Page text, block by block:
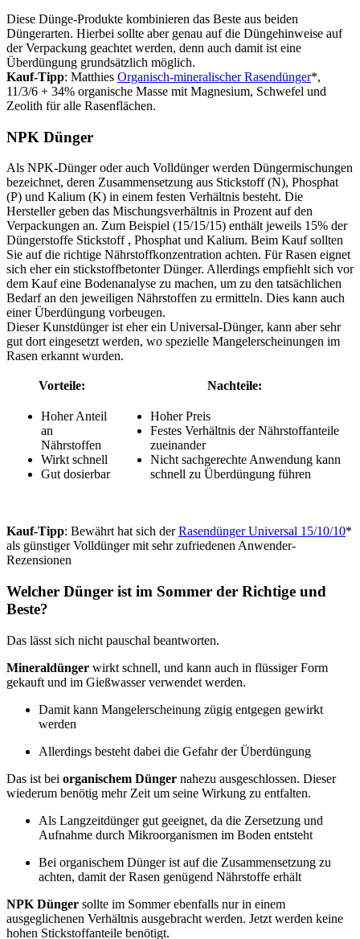
Diese Dünge-Produkte kombinieren das Beste aus beiden
Düngerarten. Hierbei sollte aber genau auf die Düngehinweise auf
der Verpackung geachtet werden, denn auch damit ist eine
Überdüngung grundsätzlich möglich.
Kauf-Tipp: Matthies Organisch-mineralischer Rasendünger*,
11/3/6 + 34% organische Masse mit Magnesium, Schwefel und
Zeolith für alle Rasenflächen.
NPK Dünger
Als NPK-Dünger oder auch Volldünger werden Düngermischungen
bezeichnet, deren Zusammensetzung aus Stickstoff (N), Phosphat
(P) und Kalium (K) in einem festen Verhältnis besteht. Die
Hersteller geben das Mischungsverhältnis in Prozent auf den
Verpackungen an. Zum Beispiel (15/15/15) enthält jeweils 15% der
Düngerstoffe Stickstoff , Phosphat und Kalium. Beim Kauf sollten
Sie auf die richtige Nährstoffkonzentration achten. Für Rasen eignet
sich eher ein stickstoffbetonter Dünger. Allerdings empfiehlt sich vor
dem Kauf eine Bodenanalyse zu machen, um zu den tatsächlichen
Bedarf an den jeweiligen Nährstoffen zu ermitteln. Dies kann auch
einer Überdüngung vorbeugen.
Dieser Kunstdünger ist eher ein Universal-Dünger, kann aber sehr
gut dort eingesetzt werden, wo spezielle Mangelerscheinungen im
Rasen erkannt wurden.
Vorteile: Nachteile:
Hoher Anteil
an
Nährstoffen
Wirkt schnell
Gut dosierbar
Hoher Preis
Festes Verhältnis der Nährstoffanteile
zueinander
Nicht sachgerechte Anwendung kann
schnell zu Überdüngung führen
Kauf-Tipp: Bewährt hat sich derRasendünger Universal 15/10/10*
als günstiger Volldünger mit sehr zufriedenen Anwender-
Rezensionen
Welcher Dünger ist im Sommer der Richtige und
Beste?
Das lässt sich nicht pauschal beantworten.
Mineraldünger wirkt schnell, und kann auch in flüssiger Form
gekauft und im Gießwasser verwendet werden.
Damit kann Mangelerscheinung zügig entgegen gewirkt
werden
Allerdings besteht dabei die Gefahr der Überdüngung
Das ist bei organischem Dünger nahezu ausgeschlossen. Dieser
wiederum benötig mehr Zeit um seine Wirkung zu entfalten.
Als Langzeitdünger gut geeignet, da die Zersetzung und
Aufnahme durch Mikroorganismen im Boden entsteht
Bei organischem Dünger ist auf die Zusammensetzung zu
achten, damit der Rasen genügend Nährstoffe erhält
NPK Dünger sollte im Sommer ebenfalls nur in einem
ausgeglichenen Verhältnis ausgebracht werden. Jetzt werden keine
hohen Stickstoffanteile benötigt.